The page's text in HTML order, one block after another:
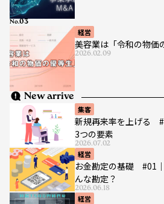
経営
美容業は「令和の物価
2026.02.09
No.
New arrive
集客
新規再来率を上げる
3つの要素
2026.07.02
経営
お金勘定の基礎 #01
んな勘定？
2026.06.18
経営